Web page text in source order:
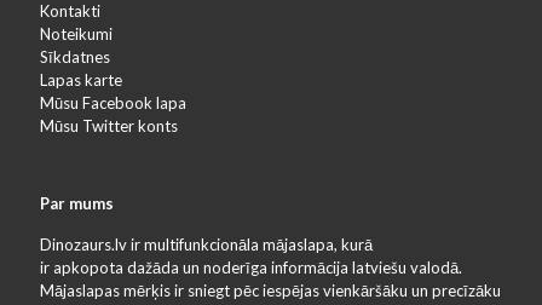
Kontakti
Noteikumi
Sīkdatnes
Lapas karte
Mūsu Facebook lapa
Mūsu Twitter konts
Par mums
Dinozaurs.lv ir multifunkcionāla mājaslapa, kurā
ir apkopota dažāda un noderīga informācija latviešu valodā.
Mājaslapas mērķis ir sniegt pēc iespējas vienkāršāku un precīzāku